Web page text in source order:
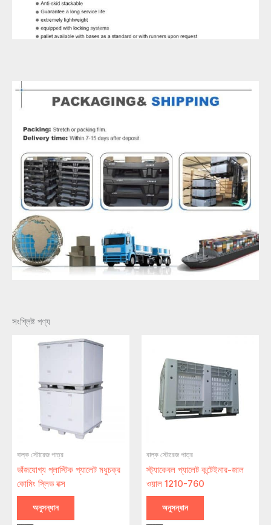
সংশ্লিষ্ট পণ্য
বাল্ক স্টোরেজ পাত্র
ভাঁজযোগ্য প্লাস্টিক প্যালেট মধুচক্র
কোমিং স্লিভ বক্স
অনুসন্ধান
বাল্ক স্টোরেজ পাত্র
স্ট্যাকেবল প্যালেট কন্টেইনার-জাল
ওয়াল 1210-760
অনুসন্ধান